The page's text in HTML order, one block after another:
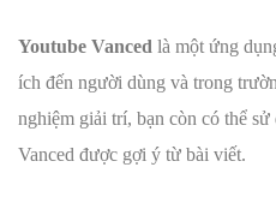
Youtube Vanced là một ứng
ích đến người dùng và trong
nghiệm giải trí, bạn còn có thể
Vanced được gợi ý từ bài viết.